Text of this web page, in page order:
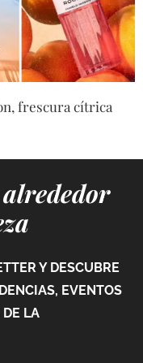
frescura cítrica
Y DESCUBRE
EVENTOS
LA